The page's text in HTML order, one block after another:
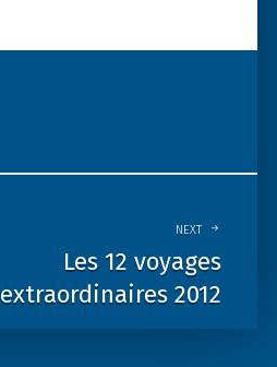
NEXT
Les 12 voyages
extraordinaires 2012